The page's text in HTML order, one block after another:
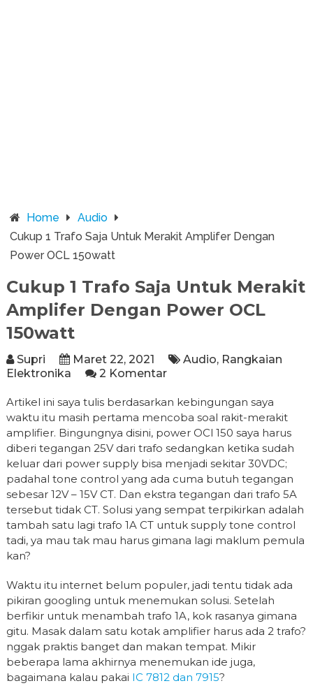
Home
Audio
Cukup 1 Trafo Saja Untuk Merakit Amplifer Dengan
Power OCL 150watt
Cukup 1 Trafo Saja Untuk Merakit
Amplifer Dengan Power OCL
150watt
Supri Maret 22, 2021 Audio, Rangkaian
Elektronika
2 Komentar
Artikel ini saya tulis berdasarkan kebingungan saya
waktu itu masih pertama mencoba soal rakit-merakit
amplifier. Bingungnya disini, power OCl 150 saya harus
diberi tegangan 25V dari trafo sedangkan ketika sudah
keluar dari power supply bisa menjadi sekitar 30VDC;
padahal tone control yang ada cuma butuh tegangan
sebesar 12V – 15V CT. Dan ekstra tegangan dari trafo 5A
tersebut tidak CT. Solusi yang sempat terpikirkan adalah
tambah satu lagi trafo 1A CT untuk supply tone control
tadi, ya mau tak mau harus gimana lagi maklum pemula
kan?
Waktu itu internet belum populer, jadi tentu tidak ada
pikiran googling untuk menemukan solusi. Setelah
berfikir untuk menambah trafo 1A, kok rasanya gimana
gitu. Masak dalam satu kotak amplifier harus ada 2 trafo?
nggak praktis banget dan makan tempat. Mikir
beberapa lama akhirnya menemukan ide juga,
bagaimana kalau pakai IC 7812 dan 7915?